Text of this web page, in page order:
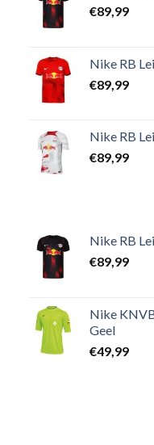
€89,99
Nike RB
€89,99
Nike RB
€89,99
Nike RB
€89,99
Nike
Geel
€49,99